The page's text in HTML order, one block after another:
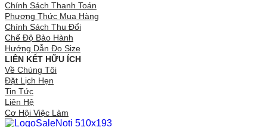
Chính Sách Thanh Toán
Phương Thức Mua Hàng
Chính Sách Thu Đổi
Chế Độ Bảo Hành
Hướng Dẫn Đo Size
LIÊN KẾT HỮU ÍCH
Về Chúng Tôi
Đặt Lịch Hẹn
Tin Tức
Liên Hệ
Cơ Hội Việc Làm